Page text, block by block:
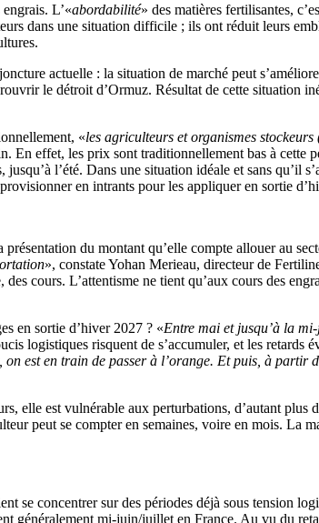
L’«abordabilité» des matières fertilisantes,
dans une situation difficile ; ils ont réduit leurs
actuelle : la situation de marché peut
le détroit d’Ormuz. Résultat de cette situation
«les agriculteurs et organismes
effet, les prix sont traditionnellement bas à cette
l’été. Dans une situation idéale et sans qu’il
en intrants pour les appliquer en sortie
du montant qu’elle compte allouer au
», constate Yohan Merieau, directeur de
cours. L’attentisme ne tient qu’aux cours des
en sortie d’hiver 2027 ? «Entre mai et jusqu’à la
logistiques risquent de s’accumuler, et les retards
on est en train de passer à l’orange. Et puis, à partir
elle est vulnérable aux perturbations, d’autant plus
peut se compter en semaines, voire en mois. La
se concentrer sur des périodes déjà sous tension
généralement mi-juin/juillet en France. Au vu du